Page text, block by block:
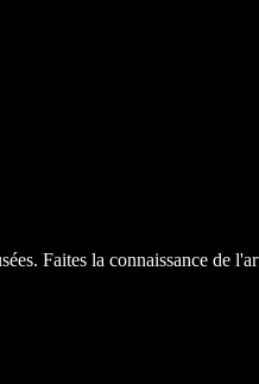
Faites la connaissance de